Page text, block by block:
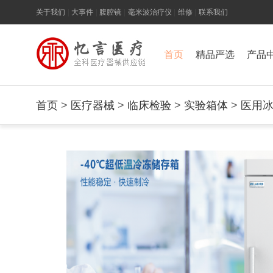
关于我们 大事件 腹腔镜 毫米波治疗仪 维修 联系我们
首页 精品严选 产品
首页 > 医疗器械 > 临床检验 > 实验箱体 > 医用